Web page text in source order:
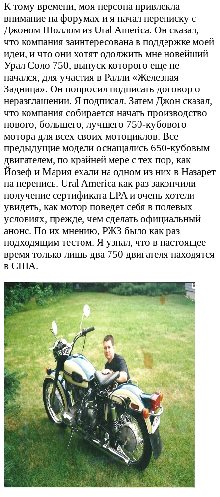
К тому времени, моя персона привлекла
внимание на форумах и я начал переписку с
Джоном Шоллом из Ural America. Он сказал,
что компания заинтересована в поддержке моей
идеи, и что они хотят одолжить мне новейший
Урал Соло 750, выпуск которого еще не
начался, для участия в Ралли «Железная
Задница». Он попросил подписать договор о
неразглашении. Я подписал. Затем Джон сказал,
что компания собирается начать производство
нового, большего, лучшего 750-кубового
мотора для всех своих мотоциклов. Все
предыдущие модели оснащались 650-кубовым
двигателем, по крайней мере с тех пор, как
Йозеф и Мария ехали на одном из них в Назарет
на перепись. Ural America как раз закончили
получение сертификата EPA и очень хотели
увидеть, как мотор поведет себя в полевых
условиях, прежде, чем сделать официальный
анонс. По их мнению, РЖЗ было как раз
подходящим тестом. Я узнал, что в настоящее
время только лишь два 750 двигателя находятся
в США.